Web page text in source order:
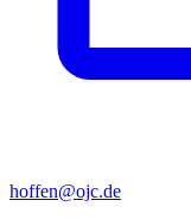
hoffen@ojc.de